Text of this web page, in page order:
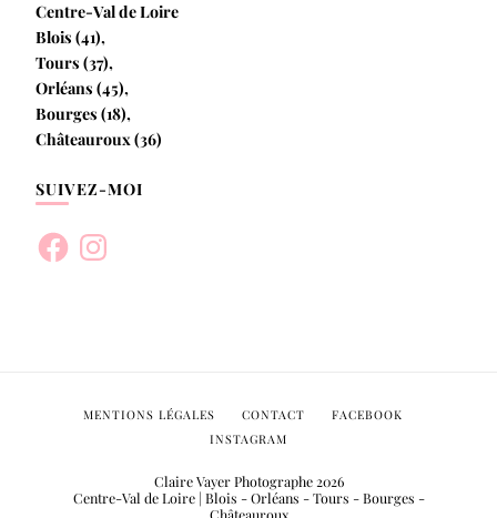
Centre-Val de Loire
Blois (41),
Tours (37),
Orléans (45),
Bourges (18),
Châteauroux (36)
SUIVEZ-MOI
FacebookInstagram
Claire Vayer Photographe 2026
Centre-Val de Loire | Blois - Orléans - Tours - Bourges -
MENTIONS LÉGALES CONTACT
FACEBOOK
INSTAGRAM